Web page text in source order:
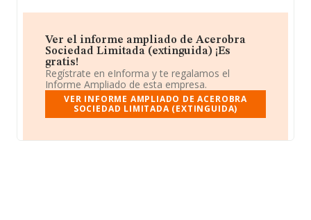
Ver el informe ampliado de Acerobra
Sociedad Limitada (extinguida) ¡Es
gratis!
Regístrate en eInforma y te regalamos el
Informe Ampliado de esta empresa.
VER INFORME AMPLIADO DE ACEROBRA
SOCIEDAD LIMITADA (EXTINGUIDA)